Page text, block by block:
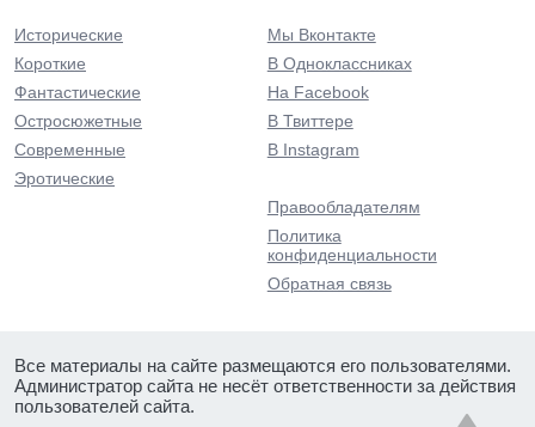
Исторические
Короткие
Фантастические
Остросюжетные
Современные
Эротические
Мы Вконтакте
В Одноклассниках
На Facebook
В Твиттере
В Instagram
Правообладателям
Политика
конфиденциальности
Обратная связь
Все материалы на сайте размещаются его пользователями.
Администратор сайта не несёт ответственности за действия
пользователей сайта.